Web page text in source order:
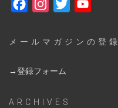
FacebookInstagram
Twitter
メールマガジンの登録
→登録フォーム
ARCHIVES